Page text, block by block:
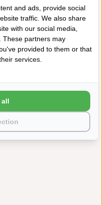
LYSDRAP HOESLAKEN HEART
OF GOLD, GEKAMD KATOEN
SATIJN 300TC, MATRAS 21-
€116,00
and ads, provide social
traffic. We also share
with our social media,
These partners may
provided to them or that
services.
all